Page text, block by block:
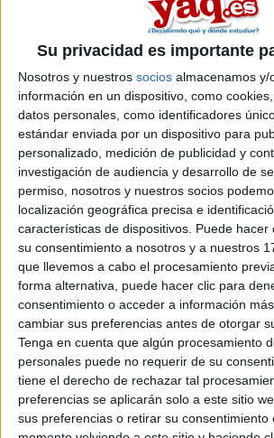
Su privacidad es importante
Nosotros y nuestros socios almacenamos y/
información en un dispositivo, como
datos personales, como identificadores
estándar enviada por un dispositivo para
personalizado, medición de publicidad y
investigación de audiencia y desarrollo de
permiso, nosotros y nuestros socios
localización geográfica precisa e
características de dispositivos. Puede hacer
su consentimiento a nosotros y a nuestros
que llevemos a cabo el procesamiento
forma alternativa, puede hacer clic para
consentimiento o acceder a información
cambiar sus preferencias antes de otorgar
Tenga en cuenta que algún procesamiento
personales puede no requerir de su
tiene el derecho de rechazar tal
preferencias se aplicarán solo a este sitio
sus preferencias o retirar su consentimiento
alguna forma de acceder a un grado
Inicio
Etiquetas: Hablar x Hablar